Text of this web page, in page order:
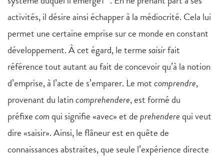
activités, il désire ainsi échapper à la médiocrité. Cela lui
permet une certaine emprise sur ce monde en constant
développement. À cet égard, le termesaisirfait
référence tout autant au fait de concevoir qu’à la notion
d’emprise, à l’acte de s’emparer. Le motcomprendre,
provenant du latincomprehendere, est formé du
préfixecomqui signifie «avec» et deprehenderequi veut
dire «saisir». Ainsi, le flâneur est en quête de
connaissances abstraites, que seule l’expérience directe